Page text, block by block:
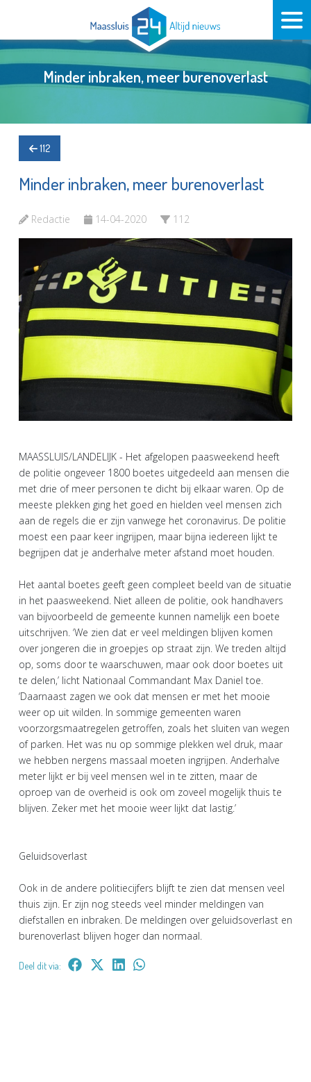
Minder inbraken, meer burenoverlast
112
Minder inbraken, meer burenoverlast
Redactie 14-04-2020 112
MAASSLUIS/LANDELIJK - Het afgelopen paasweekend heeft
de politie ongeveer 1800 boetes uitgedeeld aan mensen die
met drie of meer personen te dicht bij elkaar waren. Op de
meeste plekken ging het goed en hielden veel mensen zich
aan de regels die er zijn vanwege het coronavirus. De politie
moest een paar keer ingrijpen, maar bijna iedereen lijkt te
begrijpen dat je anderhalve meter afstand moet houden.
Het aantal boetes geeft geen compleet beeld van de situatie
in het paasweekend. Niet alleen de politie, ook handhavers
van bijvoorbeeld de gemeente kunnen namelijk een boete
uitschrijven. ‘We zien dat er veel meldingen blijven komen
over jongeren die in groepjes op straat zijn. We treden altijd
op, soms door te waarschuwen, maar ook door boetes uit
te delen,’ licht Nationaal Commandant Max Daniel toe.
‘Daarnaast zagen we ook dat mensen er met het mooie
weer op uit wilden. In sommige gemeenten waren
voorzorgsmaatregelen getroffen, zoals het sluiten van wegen
of parken. Het was nu op sommige plekken wel druk, maar
we hebben nergens massaal moeten ingrijpen. Anderhalve
meter lijkt er bij veel mensen wel in te zitten, maar de
oproep van de overheid is ook om zoveel mogelijk thuis te
blijven. Zeker met het mooie weer lijkt dat lastig.’
Geluidsoverlast
Ook in de andere politiecijfers blijft te zien dat mensen veel
thuis zijn. Er zijn nog steeds veel minder meldingen van
diefstallen en inbraken. De meldingen over geluidsoverlast en
burenoverlast blijven hoger dan normaal.
Deel dit via: